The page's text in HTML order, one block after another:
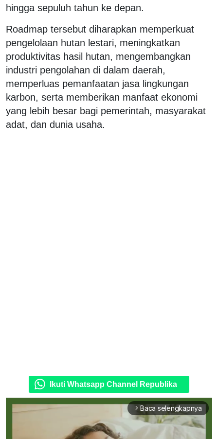
hingga sepuluh tahun ke depan.
Roadmap tersebut diharapkan memperkuat
pengelolaan hutan lestari, meningkatkan
produktivitas hasil hutan, mengembangkan
industri pengolahan di dalam daerah,
memperluas pemanfaatan jasa lingkungan
karbon, serta memberikan manfaat ekonomi
yang lebih besar bagi pemerintah, masyarakat
adat, dan dunia usaha.
Ikuti Whatsapp Channel Republika
arrow_forward_ios Baca selengkapnya